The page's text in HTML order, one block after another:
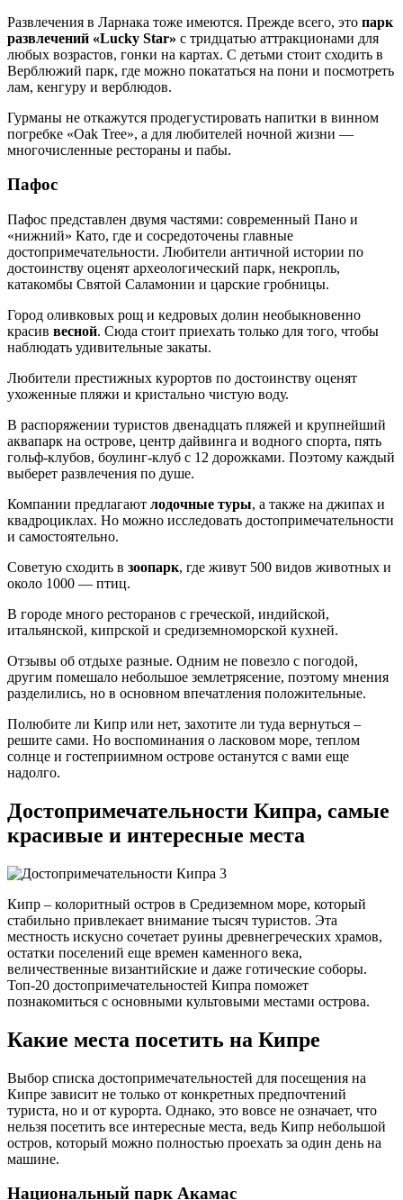
Развлечения в Ларнака тоже имеются. Прежде всего, это парк
развлечений «Lucky Star» с тридцатью аттракционами для
любых возрастов, гонки на картах. С детьми стоит сходить в
Верблюжий парк, где можно покататься на пони и посмотреть
лам, кенгуру и верблюдов.
Гурманы не откажутся продегустировать напитки в винном
погребке «Oak Tree», а для любителей ночной жизни —
многочисленные рестораны и пабы.
Пафос
Пафос представлен двумя частями: современный Пано и
«нижний» Като, где и сосредоточены главные
достопримечательности. Любители античной истории по
достоинству оценят археологический парк, некропль,
катакомбы Святой Саламонии и царские гробницы.
Город оливковых рощ и кедровых долин необыкновенно
красив весной. Сюда стоит приехать только для того, чтобы
наблюдать удивительные закаты.
Любители престижных курортов по достоинству оценят
ухоженные пляжи и кристально чистую воду.
В распоряжении туристов двенадцать пляжей и крупнейший
аквапарк на острове, центр дайвинга и водного спорта, пять
гольф-клубов, боулинг-клуб с 12 дорожками. Поэтому каждый
выберет развлечения по душе.
Компании предлагают лодочные туры, а также на джипах и
квадроциклах. Но можно исследовать достопримечательности
и самостоятельно.
Советую сходить в зоопарк, где живут 500 видов животных и
около 1000 — птиц.
В городе много ресторанов с греческой, индийской,
итальянской, кипрской и средиземноморской кухней.
Отзывы об отдыхе разные. Одним не повезло с погодой,
другим помешало небольшое землетрясение, поэтому мнения
разделились, но в основном впечатления положительные.
Полюбите ли Кипр или нет, захотите ли туда вернуться –
решите сами. Но воспоминания о ласковом море, теплом
солнце и гостеприимном острове останутся с вами еще
надолго.
Достопримечательности Кипра, самые
красивые и интересные места
Кипр – колоритный остров в Средиземном море, который
стабильно привлекает внимание тысяч туристов. Эта
местность искусно сочетает руины древнегреческих храмов,
остатки поселений еще времен каменного века,
величественные византийские и даже готические соборы.
Топ-20 достопримечательностей Кипра поможет
познакомиться с основными культовыми местами острова.
Какие места посетить на Кипре
Выбор списка достопримечательностей для посещения на
Кипре зависит не только от конкретных предпочтений
туриста, но и от курорта. Однако, это вовсе не означает, что
нельзя посетить все интересные места, ведь Кипр небольшой
остров, который можно полностью проехать за один день на
машине.
Национальный парк Акамас